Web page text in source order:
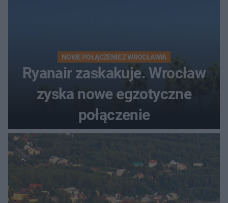
NOWE POŁĄCZENIE Z WROCŁAWIA
Ryanair zaskakuje. Wrocław
zyska nowe egzotyczne
połączenie